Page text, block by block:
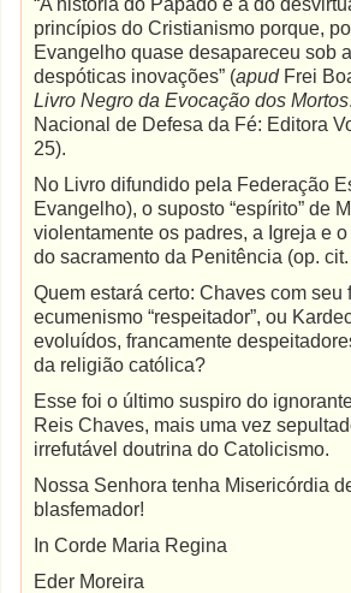
“A história do Papado é a do
princípios do Cristianismo porque,
Evangelho quase desapareceu sob
despóticas inovações” (apudFrei
Livro Negro da Evocação dos Mortos
Nacional de Defesa da Fé: Editora
25).
No Livro difundido pela Federação
Evangelho), o suposto “espírito” de
violentamente os padres, a Igreja e
do sacramento da Penitência (op. cit.
Quem estará certo: Chaves com seu
ecumenismo “respeitador”, ou
evoluídos, francamente
da religião católica?
Esse foi o último suspiro do
Reis Chaves, mais uma vez
irrefutável doutrina do Catolicismo.
Nossa Senhora tenha Misericórdia
blasfemador!
In Corde Maria Regina
Eder Moreira